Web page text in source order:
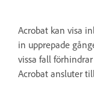
Acrobat kan visa
in upprepade
vissa fall
Acrobat ansluter